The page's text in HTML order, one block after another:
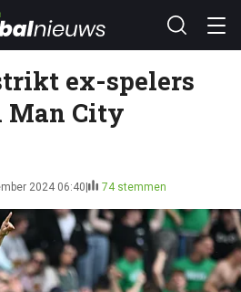
ex-spelers
Man City
2024 06:40 74 stemmen